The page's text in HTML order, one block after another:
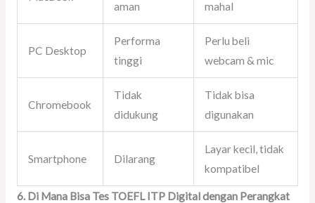
aman
mahal
PC Desktop
Performa
tinggi
Perlu beli
webcam & mic
Chromebook
Tidak
didukung
Tidak bisa
digunakan
Smartphone Dilarang
Layar kecil, tidak
kompatibel
6. Di Mana Bisa Tes TOEFL ITP Digital dengan Perangkat